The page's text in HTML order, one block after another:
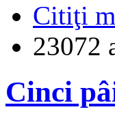
Citiţi
23072
Cinci